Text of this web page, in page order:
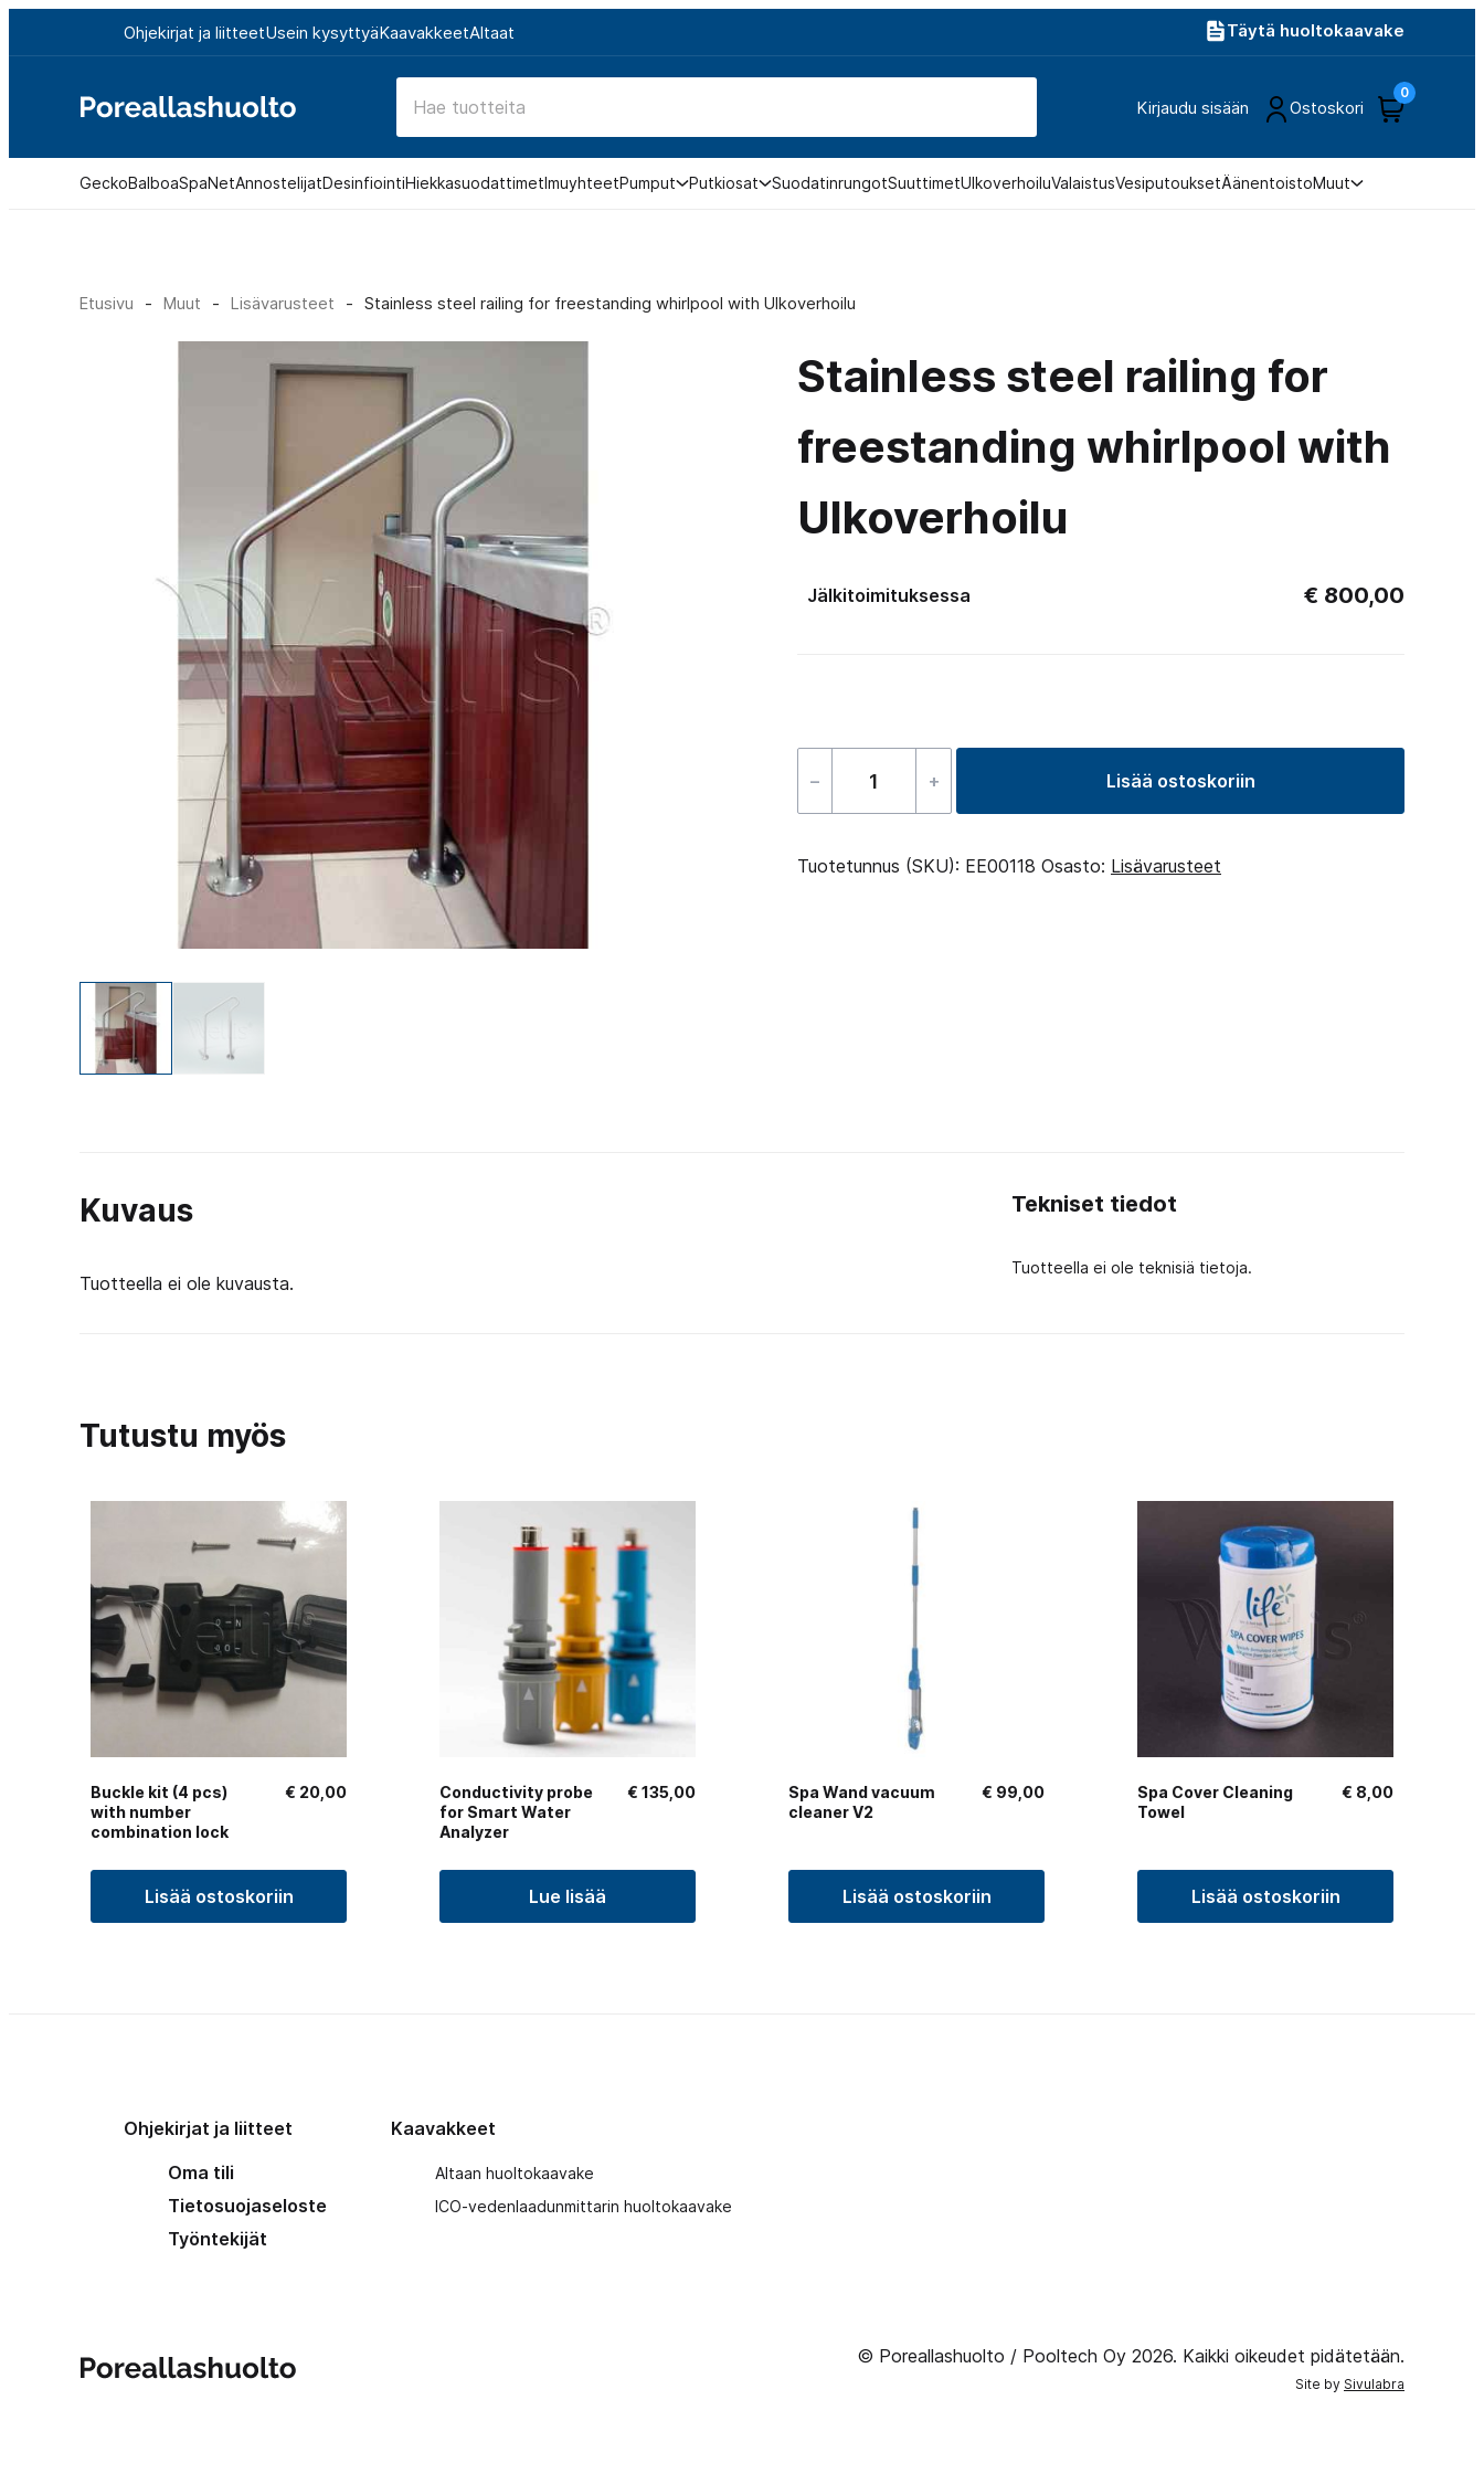
sisältöön
Ohjekirjat ja liitteetUsein kysyttyäKaavakkeetAltaat Täytä huoltokaavake
Poreallashuolto Kirjaudu sisään Ostoskori
0
GeckoBalboaSpaNetAnnostelijatDesinfiointiHiekkasuodattimetImuyhteetPumput Putkiosat SuodatinrungotSuuttimetUlkoverhoiluValaistusVesiputouksetÄänentoistoMuut
Etusivu - Muut - Lisävarusteet - Stainless steel railing for freestanding whirlpool with Ulkoverhoilu
Stainless steel railing for
freestanding whirlpool with
Ulkoverhoilu
Jälkitoimituksessa € 800,00
–
Stainless
railing
+ Lisää ostoskoriin
Tuotetunnus (SKU): EE00118 Osasto: Lisävarusteet
Kuvaus
Tuotteella ei ole kuvausta.
Tekniset tiedot
Tuotteella ei ole teknisiä tietoja.
Tutustu myös
Buckle kit (4 pcs)
with number
combination lock
€ 20,00
Lisää ostoskoriin
Conductivity probe
for Smart Water
Analyzer
€ 135,00
Lue lisää
Spa Wand vacuum
cleaner V2
€ 99,00
Lisää ostoskoriin
Spa Cover Cleaning
Towel
€ 8,00
Lisää ostoskoriin
Ohjekirjat ja liitteet
Oma tili
Tietosuojaseloste
Työntekijät
Kaavakkeet
Altaan huoltokaavake
ICO-vedenlaadunmittarin huoltokaavake
Poreallashuolto © Poreallashuolto / Pooltech Oy 2026. Kaikki oikeudet pidätetään.
Site by Sivulabra